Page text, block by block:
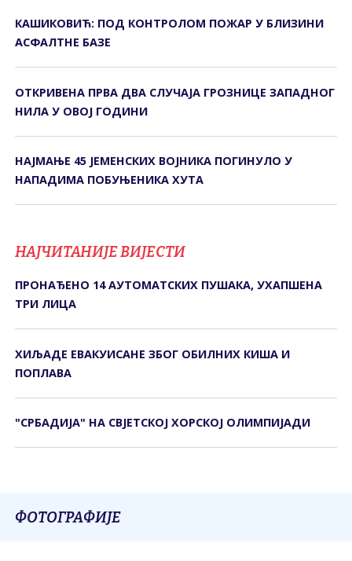
КАШИКОВИЋ: ПОД КОНТРОЛОМ ПОЖАР У БЛИЗИНИ
АСФАЛТНЕ БАЗЕ
ОТКРИВЕНА ПРВА ДВА СЛУЧАЈА ГРОЗНИЦЕ ЗАПАДНОГ
НИЛА У ОВОЈ ГОДИНИ
НАЈМАЊЕ 45 ЈЕМЕНСКИХ ВОЈНИКА ПОГИНУЛО У
НАПАДИМА ПОБУЊЕНИКА ХУТА
НАЈЧИТАНИЈЕ ВИЈЕСТИ
ПРОНАЂЕНО 14 АУТОМАТСКИХ ПУШАКА, УХАПШЕНА
ТРИ ЛИЦА
ХИЉАДЕ ЕВАКУИСАНЕ ЗБОГ ОБИЛНИХ КИША И
ПОПЛАВА
"СРБАДИЈА" НА СВЈЕТСКОЈ ХОРСКОЈ ОЛИМПИЈАДИ
ФОТОГРАФИЈЕ